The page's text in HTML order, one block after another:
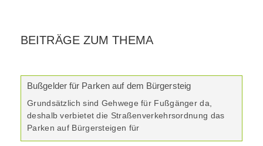
BEITRÄGE ZUM THEMA
Bußgelder für Parken auf dem Bürgersteig
Grundsätzlich sind Gehwege für Fußgänger da,
deshalb verbietet die Straßenverkehrsordnung das
Parken auf Bürgersteigen für